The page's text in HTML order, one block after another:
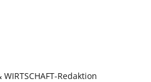
Redaktion